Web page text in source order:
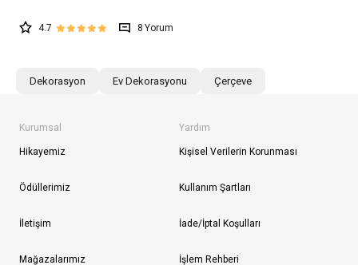
4.7 8
Dekorasyon Ev Dekorasyonu Çerçeve
Kurumsal
Hikayemiz
Ödüllerimiz
İletişim
Mağazalarımız
Yardım
Kişisel Verilerin Korunması
Kullanım Şartları
İade/İptal Koşulları
İşlem Rehberi